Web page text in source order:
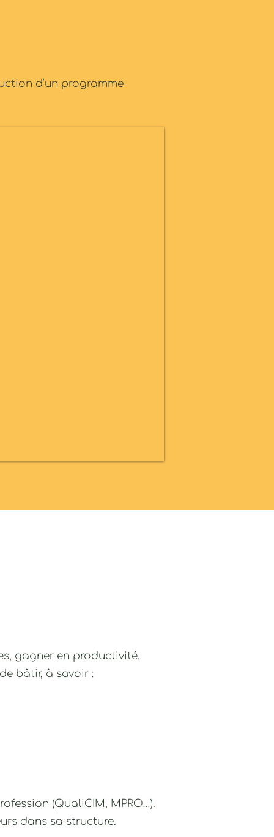
d’un programme
gagner en productivité.
de bâtir, à savoir :
(QualiCIM, MPRO…).
dans sa structure.